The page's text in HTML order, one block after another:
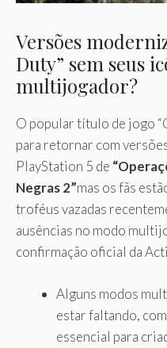
Versões
Duty” sem seus
multijogador?
O popular título de jogo
para retornar com
PlayStation 5 de
Negras 2”mas os fãs
troféus vazadas
ausências no modo
confirmação oficial da
Alguns modos
estar faltando,
essencial para